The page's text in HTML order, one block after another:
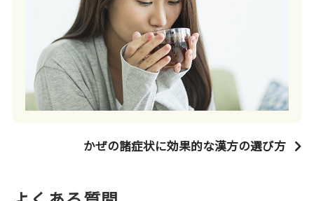
かぜの諸症状に効果的な漢方の選び方